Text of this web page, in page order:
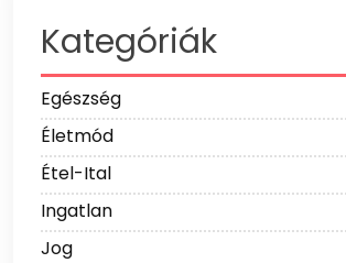
Kategóriák
Egészség
Életmód
Étel-Ital
Ingatlan
Jog